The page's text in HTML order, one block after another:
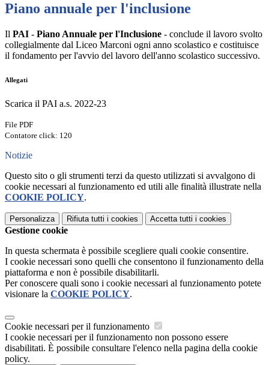
Piano annuale per l'inclusione
Il PAI - Piano Annuale per l'Inclusione - conclude il lavoro svolto
collegialmente dal Liceo Marconi ogni anno scolastico e costituisce
il fondamento per l'avvio del lavoro dell'anno scolastico successivo.
Allegati
Scarica il PAI a.s. 2022-23
File PDF
Contatore click: 120
Notizie
Questo sito o gli strumenti terzi da questo utilizzati si avvalgono di
cookie necessari al funzionamento ed utili alle finalità illustrate nella
COOKIE POLICY.
Personalizza Rifiuta tutti i cookies Accetta tutti i cookies
Gestione cookie
In questa schermata è possibile scegliere quali cookie consentire.
I cookie necessari sono quelli che consentono il funzionamento della
piattaforma e non è possibile disabilitarli.
Per conoscere quali sono i cookie necessari al funzionamento potete
visionare la COOKIE POLICY.
Cookie necessari per il funzionamento
I cookie necessari per il funzionamento non possono essere
disabilitati. È possibile consultare l'elenco nella pagina della cookie
policy.